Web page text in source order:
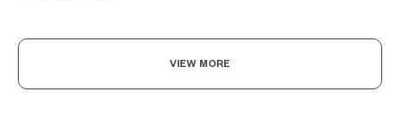
VIEW MORE